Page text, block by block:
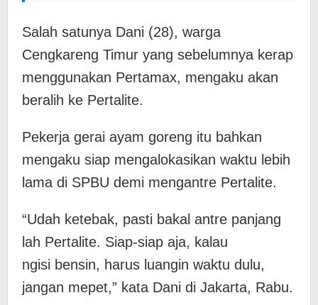
Salah satunya Dani (28), warga
Cengkareng Timur yang sebelumnya kerap
menggunakan Pertamax, mengaku akan
beralih ke Pertalite.
Pekerja gerai ayam goreng itu bahkan
mengaku siap mengalokasikan waktu lebih
lama di SPBU demi mengantre Pertalite.
“Udah ketebak, pasti bakal antre panjang
lah Pertalite. Siap-siap aja, kalau
ngisi bensin, harus luangin waktu dulu,
jangan mepet,” kata Dani di Jakarta, Rabu.